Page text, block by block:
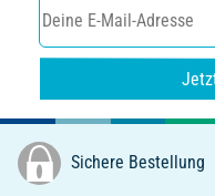
Sichere Bestellung